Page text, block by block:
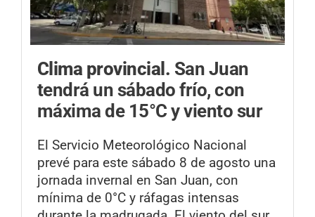
Clima provincial. San Juan
tendrá un sábado frío, con
máxima de 15°C y viento sur
El Servicio Meteorológico Nacional
prevé para este sábado 8 de agosto una
jornada invernal en San Juan, con
mínima de 0°C y ráfagas intensas